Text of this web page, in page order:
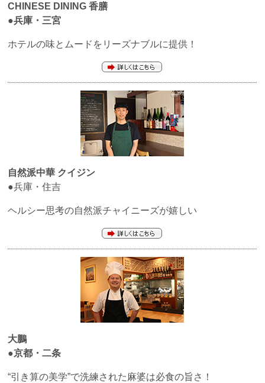
CHINESE DINING 香膳
●兵庫・三宮
ホテルの味とムードをリーズナブルに提供！
自然派中華 クイジン
●兵庫・住吉
ヘルシー思考の自然派チャイニーズが嬉しい
大鵬
●京都・二条
“引き算の美学”で洗練された麻婆は必食の旨さ！